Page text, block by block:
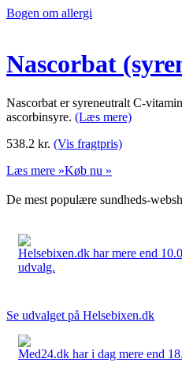
Bogen om allergi
Nascorbat
Nascorbat er syreneutralt C-
ascorbinsyre. (Læs mere)
538.2 kr. (Vis fragtpris)
Læs mere »Køb nu »
De mest populære sundheds-
Helsebixen.dk har mere end
udvalg.
Se udvalget på Helsebixen.dk
Med24.dk har i dag mere end